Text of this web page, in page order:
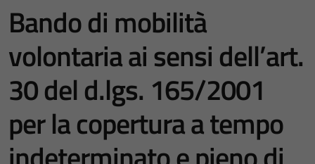
Bando di mobilità
volontaria ai sensi dell’art.
30 del d.lgs. 165/2001
per la copertura a tempo